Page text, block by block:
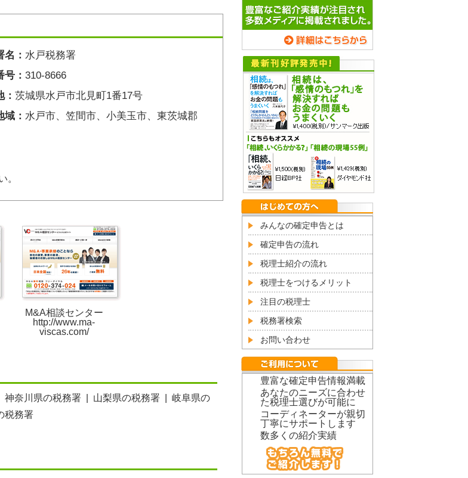
名： 水戸税務署
号： 310-8666
： 茨城県水戸市北見町1番17号
域： 水戸市、笠間市、小美玉市、東茨城郡
。
M&A相談センター
http://www.ma-
viscas.com/
神奈川県の税務署 山梨県の税務署
岐阜県の
税務署
みんなの確定申告とは
確定申告の流れ
税理士紹介の流れ
税理士をつけるメリット
注目の税理士
税務署検索
お問い合わせ
豊富な確定申告情報満載
あなたのニーズに合わせ
た税理士選びが可能に
コーディネーターが親切
丁寧にサポートします
数多くの紹介実績